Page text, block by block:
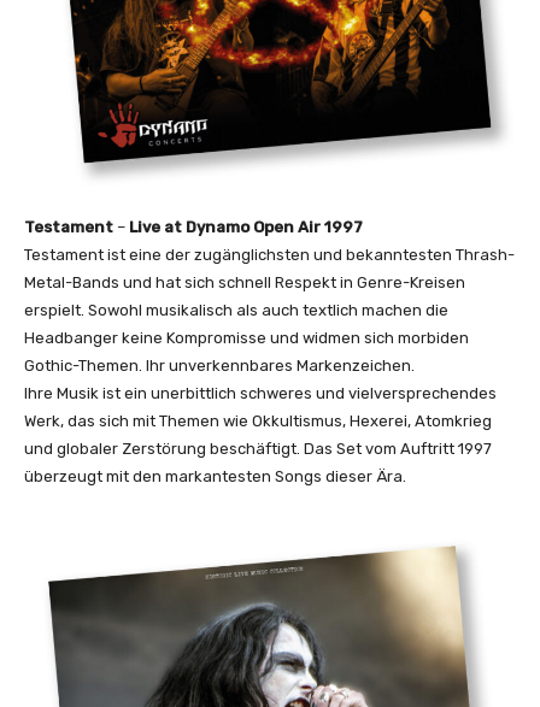
Testament – Live at Dynamo Open Air 1997
Testament ist eine der zugänglichsten und bekanntesten Thrash-
Metal-Bands und hat sich schnell Respekt in Genre-Kreisen
erspielt. Sowohl musikalisch als auch textlich machen die
Headbanger keine Kompromisse und widmen sich morbiden
Gothic-Themen. Ihr unverkennbares Markenzeichen.
Ihre Musik ist ein unerbittlich schweres und vielversprechendes
Werk, das sich mit Themen wie Okkultismus, Hexerei, Atomkrieg
und globaler Zerstörung beschäftigt. Das Set vom Auftritt 1997
überzeugt mit den markantesten Songs dieser Ära.